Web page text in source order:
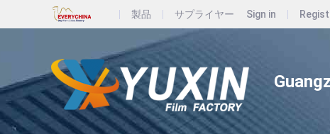
製品 サプライヤー Sign in